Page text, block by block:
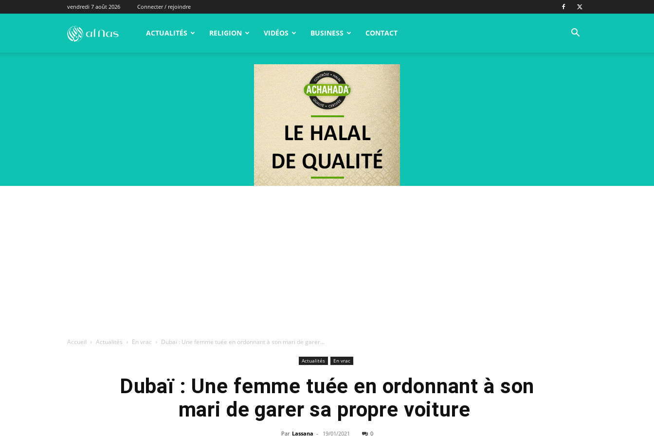
vendredi 7 août 2026 Connecter / rejoindre
alNas.fr ACTUALITÉS RELIGION VIDÉOS BUSINESS CONTACT
Accueil Actualités En vrac Dubaï : Une femme tuée en ordonnant à son mari de garer...
Actualités En vrac
Dubaï : Une femme tuée en ordonnant à son
mari de garer sa propre voiture
Par Lassana - 19/01/2021 0